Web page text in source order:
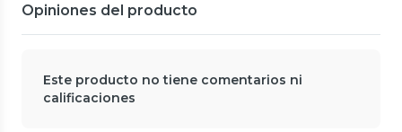
Opiniones del producto
Este producto no tiene comentarios ni
calificaciones